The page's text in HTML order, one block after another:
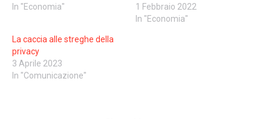
In "Economia"
1 Febbraio 2022
In "Economia"
La caccia alle streghe della
privacy
3 Aprile 2023
In "Comunicazione"